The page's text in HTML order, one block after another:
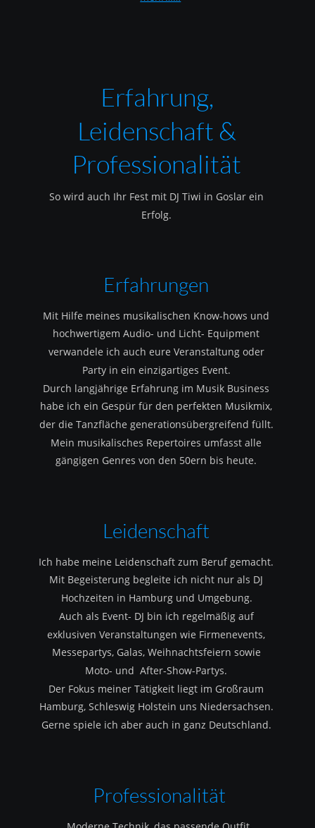
Erfahrung,
Leidenschaft &
Professionalität
So wird auch Ihr Fest mit DJ Tiwi in Goslar ein
Erfolg.
Erfahrungen
Mit Hilfe meines musikalischen Know-hows und
hochwertigem Audio- und Licht- Equipment
verwandele ich auch eure Veranstaltung oder
Party in ein einzigartiges Event.
Durch langjährige Erfahrung im Musik Business
habe ich ein Gespür für den perfekten Musikmix,
der die Tanzfläche generationsübergreifend füllt.
Mein musikalisches Repertoires umfasst alle
gängigen Genres von den 50ern bis heute.
Leidenschaft
Ich habe meine Leidenschaft zum Beruf gemacht.
Mit Begeisterung begleite ich nicht nur als DJ
Hochzeiten in Hamburg und Umgebung.
Auch als Event- DJ bin ich regelmäßig auf
exklusiven Veranstaltungen wie Firmenevents,
Messepartys, Galas, Weihnachtsfeiern sowie
Moto- und  After-Show-Partys.
Der Fokus meiner Tätigkeit liegt im Großraum
Hamburg, Schleswig Holstein uns Niedersachsen.
Gerne spiele ich aber auch in ganz Deutschland.
Professionalität